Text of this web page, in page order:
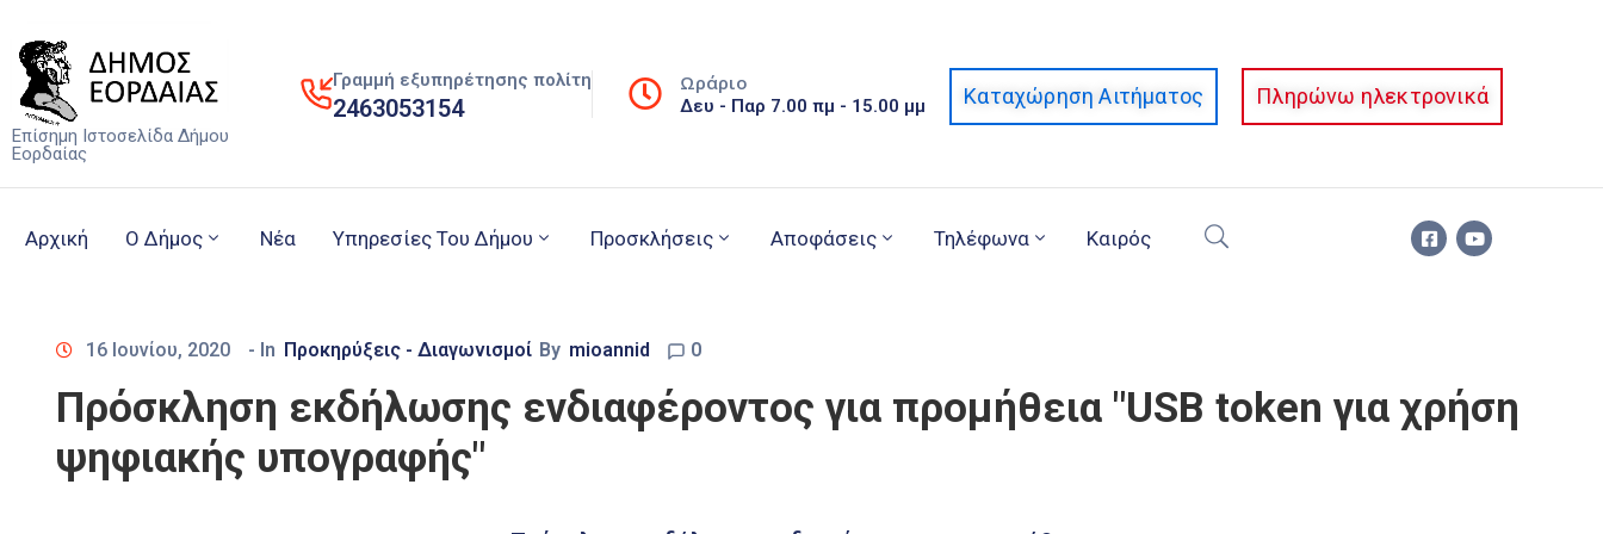
Επίσημη Ιστοσελίδα Δήμου
Εορδαίας
Γραμμή εξυπηρέτησης πολίτη
2463053154
Ωράριο
Δευ - Παρ 7.00 πμ - 15.00 μμ Καταχώρηση Αιτήματος Πληρώνω ηλεκτρονικά
Αρχική Ο Δήμος Νέα Υπηρεσίες Του Δήμου Προσκλήσεις Αποφάσεις Τηλέφωνα Καιρός
16 Ιουνίου, 2020 - In Προκηρύξεις - Διαγωνισμοί By mioannid 0
Πρόσκληση εκδήλωσης ενδιαφέροντος για προμήθεια "USB token για χρήση
ψηφιακής υπογραφής"